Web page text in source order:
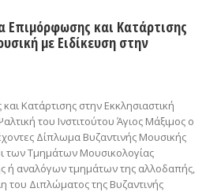
Επιμόρφωσης και Κατάρτισης
με Ειδίκευση στην
Κατάρτισης στην Εκκλησιαστική
του Ινστιτούτου Άγιος Μάξιμος ο
Δίπλωμα Βυζαντινής Μουσικής
των Τμημάτων Μουσικολογίας
ή αναλόγων τμημάτων της αλλοδαπής,
του Διπλώματος της Βυζαντινής